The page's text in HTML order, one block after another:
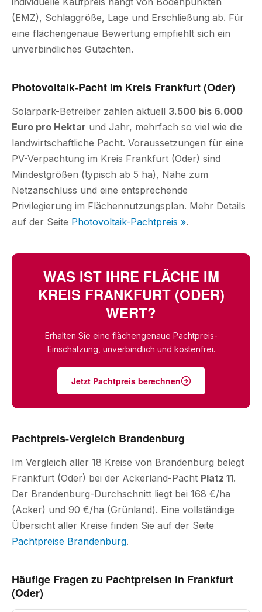
(EMZ), Schlaggröße, Lage und Erschließung ab. Für
eine flächengenaue Bewertung empfiehlt sich ein
unverbindliches Gutachten.
Photovoltaik-Pacht im Kreis Frankfurt (Oder)
Solarpark-Betreiber zahlen aktuell 3.500 bis 6.000
Euro pro Hektar und Jahr, mehrfach so viel wie die
landwirtschaftliche Pacht. Voraussetzungen für eine
PV-Verpachtung im Kreis Frankfurt (Oder) sind
Mindestgrößen (typisch ab 5 ha), Nähe zum
Netzanschluss und eine entsprechende
Privilegierung im Flächennutzungsplan. Mehr Details
auf der Seite Photovoltaik-Pachtpreis ».
WAS IST IHRE FLÄCHE IM
KREIS FRANKFURT (ODER)
WERT?
Erhalten Sie eine flächengenaue Pachtpreis-
Einschätzung, unverbindlich und kostenfrei.
Jetzt Pachtpreis berechnen
Pachtpreis-Vergleich Brandenburg
Im Vergleich aller 18 Kreise von Brandenburg belegt
Frankfurt (Oder) bei der Ackerland-Pacht Platz 11.
Der Brandenburg-Durchschnitt liegt bei 168 €/ha
(Acker) und 90 €/ha (Grünland). Eine vollständige
Übersicht aller Kreise finden Sie auf der Seite
Pachtpreise Brandenburg.
Häufige Fragen zu Pachtpreisen in Frankfurt
(Oder)